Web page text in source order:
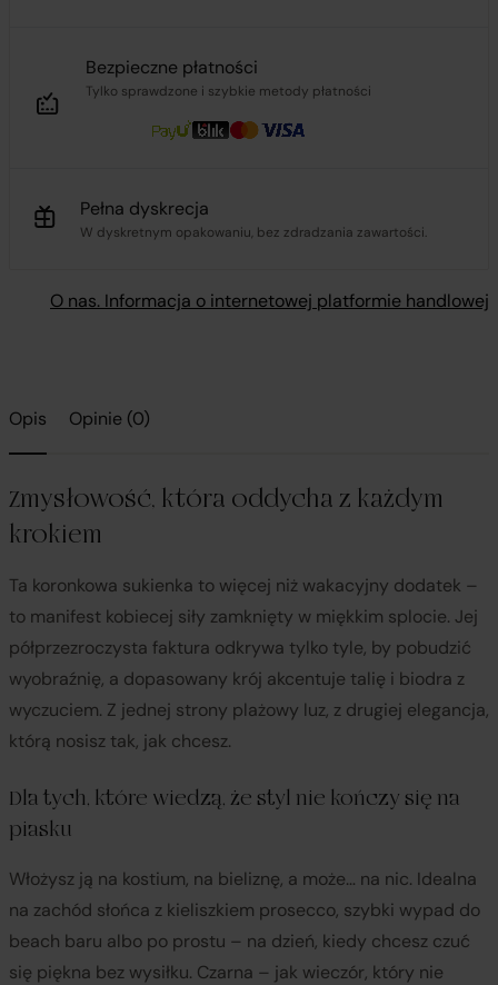
Bezpieczne płatności
Tylko sprawdzone i szybkie metody płatności
Pełna dyskrecja
W dyskretnym opakowaniu, bez zdradzania zawartości.
O nas. Informacja o internetowej platformie handlowej
Opis Opinie (0)
Zmysłowość, która oddycha z każdym
krokiem
Ta koronkowa sukienka to więcej niż wakacyjny dodatek –
to manifest kobiecej siły zamknięty w miękkim splocie. Jej
półprzezroczysta faktura odkrywa tylko tyle, by pobudzić
wyobraźnię, a dopasowany krój akcentuje talię i biodra z
wyczuciem. Z jednej strony plażowy luz, z drugiej elegancja,
którą nosisz tak, jak chcesz.
Dla tych, które wiedzą, że styl nie kończy się na
piasku
Włożysz ją na kostium, na bieliznę, a może… na nic. Idealna
na zachód słońca z kieliszkiem prosecco, szybki wypad do
beach baru albo po prostu – na dzień, kiedy chcesz czuć
się piękna bez wysiłku. Czarna – jak wieczór, który nie